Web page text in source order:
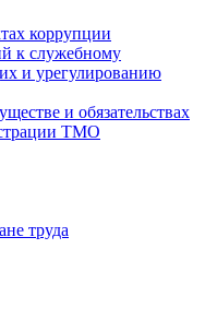
коррупции
к служебному
и урегулированию
и обязательствах
ТМО
труда